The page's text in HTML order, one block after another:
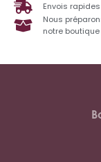
Envois
Nous
notre boutique